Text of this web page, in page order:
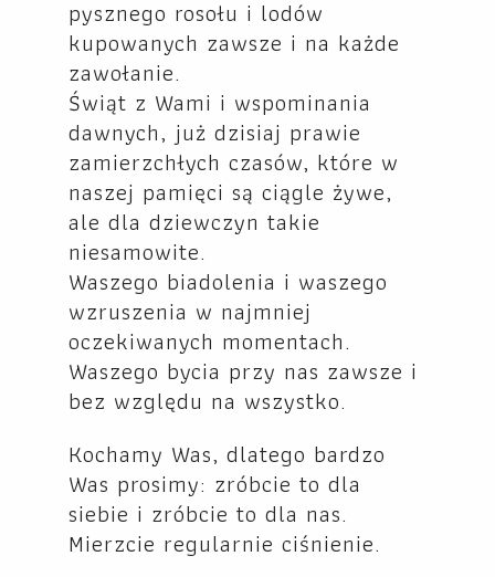
pysznego rosołu i lodów
kupowanych zawsze i na każde
zawołanie.
Świąt z Wami i wspominania
dawnych, już dzisiaj prawie
zamierzchłych czasów, które w
naszej pamięci są ciągle żywe,
ale dla dziewczyn takie
niesamowite.
Waszego biadolenia i waszego
wzruszenia w najmniej
oczekiwanych momentach.
Waszego bycia przy nas zawsze i
bez względu na wszystko.
Kochamy Was, dlatego bardzo
Was prosimy: zróbcie to dla
siebie i zróbcie to dla nas.
Mierzcie regularnie ciśnienie.